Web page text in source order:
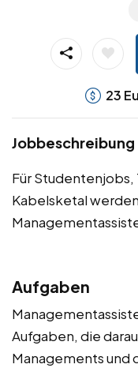
23
Jobbeschreibung
Für
Kabelsketal
Aufgaben
Aufgaben, die
Managements und